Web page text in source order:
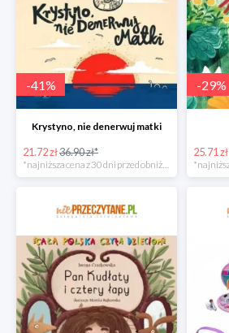
-41%
Krystyno, nie denerwuj matki
21.72 zł36.90 zł*
*najniższa cena z 30 dni przed obniżką
-29%
25.71 zł